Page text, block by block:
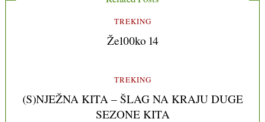
TREKING
Že100ko 14
TREKING
(S)NJEŽNA KITA – ŠLAG NA KRAJU DUGE
SEZONE KITA